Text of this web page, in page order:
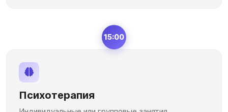
15:00
Психотерапия